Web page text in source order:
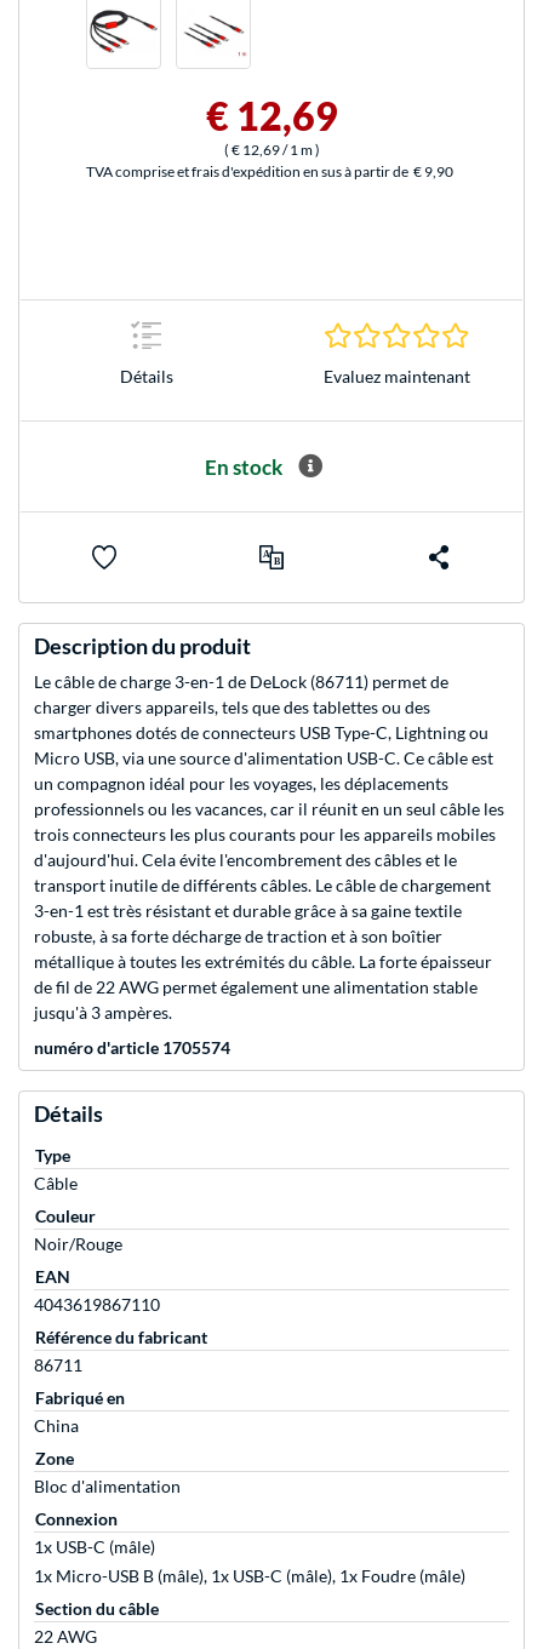
€ 12,69
( € 12,69/ 1 m)
TVA comprise et frais d'expédition en sus à partir de € 9,90
Détails Evaluez maintenant
En stock
Description du produit
Le câble de charge 3-en-1 de DeLock (86711) permet de
charger divers appareils, tels que des tablettes ou des
smartphones dotés de connecteurs USB Type-C, Lightning ou
Micro USB, via une source d'alimentation USB-C. Ce câble est
un compagnon idéal pour les voyages, les déplacements
professionnels ou les vacances, car il réunit en un seul câble les
trois connecteurs les plus courants pour les appareils mobiles
d'aujourd'hui. Cela évite l'encombrement des câbles et le
transport inutile de différents câbles. Le câble de chargement
3-en-1 est très résistant et durable grâce à sa gaine textile
robuste, à sa forte décharge de traction et à son boîtier
métallique à toutes les extrémités du câble. La forte épaisseur
de fil de 22 AWG permet également une alimentation stable
jusqu'à 3 ampères.
numéro d'article 1705574
Détails
Type
Câble
Couleur
Noir/Rouge
EAN
4043619867110
Référence du fabricant
86711
Fabriqué en
China
Zone
Bloc d'alimentation
Connexion
1x USB-C (mâle)
1x Micro-USB B (mâle), 1x USB-C (mâle), 1x Foudre (mâle)
Section du câble
22 AWG